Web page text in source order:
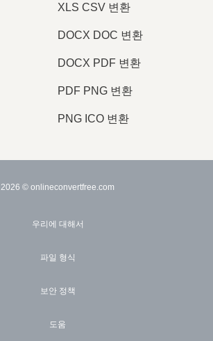
XLS CSV 변환
DOCX DOC 변환
DOCX PDF 변환
PDF PNG 변환
PNG ICO 변환
2026 © onlineconvertfree.com
우리에 대해서
파일 형식
보안 정책
도움